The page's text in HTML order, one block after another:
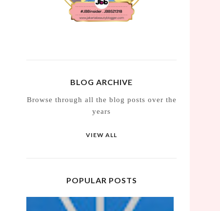
BLOG ARCHIVE
Browse through all the blog posts over the
years
VIEW ALL
POPULAR POSTS